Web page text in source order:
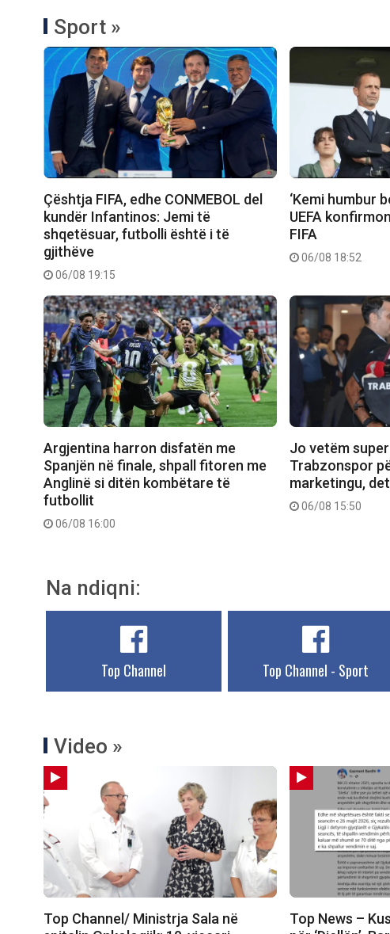
Sport »
Çështja FIFA, edhe CONMEBOL del
kundër Infantinos: Jemi të
shqetësuar, futbolli është i të
gjithëve
06/08 19:15
‘Kemi humbur
UEFA
FIFA
06/08 18:52
Argjentina harron disfatën me
Spanjën në finale, shpall fitoren me
Anglinë si ditën kombëtare të
futbollit
06/08 16:00
Jo vetëm
Trabzonspor
marketingu,
06/08 15:50
Na ndiqni:
Top Channel Top Channel - Sport
Video »
Top Channel/ Ministrja Sala në
Top News –